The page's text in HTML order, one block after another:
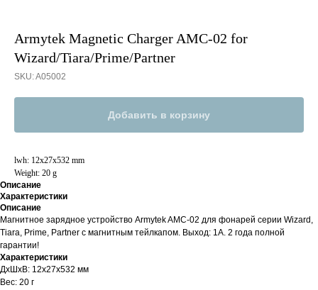
Armytek Magnetic Charger AMC-02 for
Wizard/Tiara/Prime/Partner
SKU:A05002
Добавить в корзину
lwh: 12x27x532 mm
Weight: 20 g
Описание
Характеристики
Описание
Магнитное зарядное устройство Armytek AMC-02 для фонарей серии Wizard,
Tiara, Prime, Partner с магнитным тейлкапом. Выход: 1А. 2 года полной
гарантии!
Характеристики
ДxШxВ: 12x27x532 мм
Вес: 20 г